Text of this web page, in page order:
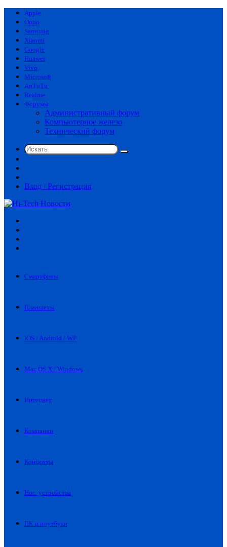
Apple
Oppo
Samsung
Xiaomi
Google
Huawei
Vivo
Microsoft
AnTuTu
Realme
Форумы
Административный форум
Компьютерное железо
Технический форум
Искать
статья
Вход / Регистрация
Смартфоны
Планшеты
iOS / Android / WP
Mac OS X / Windows
Интернет
Компании
Концепты
Нос. устройства
ПК и ноутбуки